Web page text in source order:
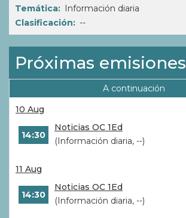
Temática
Información diaria
Clasificación
--
Próximas emisiones
A continuación
10 Aug
14:30
Noticias OC 1Ed
(Información diaria, --)
11 Aug
14:30
Noticias OC 1Ed
(Información diaria, --)